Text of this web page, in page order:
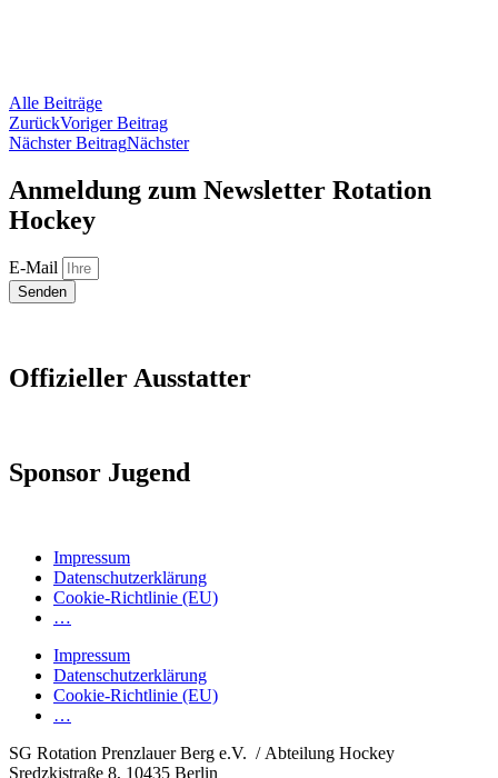
Alle Beiträge
ZurückVoriger Beitrag
Nächster BeitragNächster
Anmeldung zum Newsletter Rotation
Hockey
E-Mail
Senden
Offizieller Ausstatter
Sponsor Jugend
Impressum
Datenschutzerklärung
Cookie-Richtlinie (EU)
…
Impressum
Datenschutzerklärung
Cookie-Richtlinie (EU)
…
SG Rotation Prenzlauer Berg e.V. / Abteilung Hockey
Sredzkistraße 8, 10435 Berlin